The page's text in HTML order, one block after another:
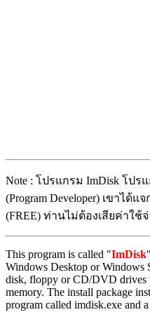
Note : โปรแกรม ImDisk โป
(Program Developer) เขาไ
(FREE) ท่านไม่ต้องเสียค่าใช้
This program is called "ImDisk
Windows Desktop or Windows
disk, floppy or CD/DVD drives
memory. The install package
program called imdisk.exe and